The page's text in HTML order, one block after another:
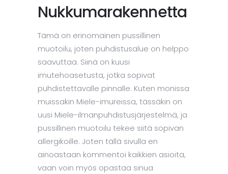
Nukkumarakennetta
Tämä on erinomainen pussillinen
muotoilu, joten puhdistusalue on helppo
saavuttaa. Siinä on kuusi
imutehoasetusta, jotka sopivat
puhdistettavalle pinnalle. Kuten monissa
muissakin Miele-imureissa, tässäkin on
uusi Miele-ilmanpuhdistusjärjestelmä, ja
pussillinen muotoilu tekee siitä sopivan
allergikoille. Joten tällä sivulla en
ainoastaan ​​kommentoi kaikkien asioita,
vaan voin myös opastaa sinua